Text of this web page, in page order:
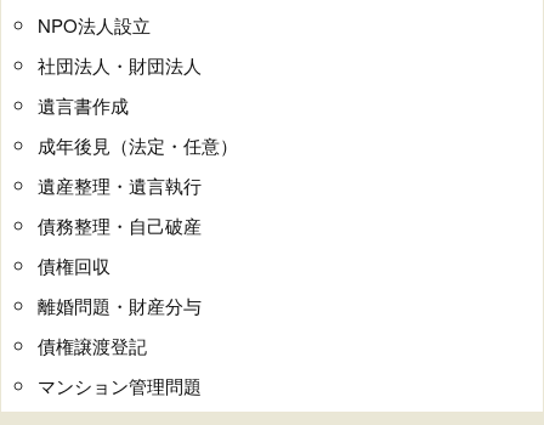
NPO法人設立
社団法人・財団法人
遺言書作成
成年後見（法定・任意）
遺産整理・遺言執行
債務整理・自己破産
債権回収
離婚問題・財産分与
債権譲渡登記
マンション管理問題